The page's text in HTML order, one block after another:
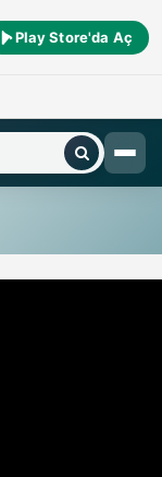
Play Store'da Aç